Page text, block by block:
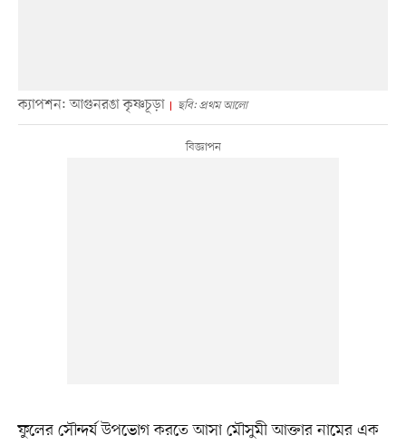
ক্যাপশন: আগুনরঙা কৃষ্ণচূড়া ছবি: প্রথম আলো
ফুলের সৌন্দর্য উপভোগ করতে আসা মৌসুমী আক্তার নামের এক